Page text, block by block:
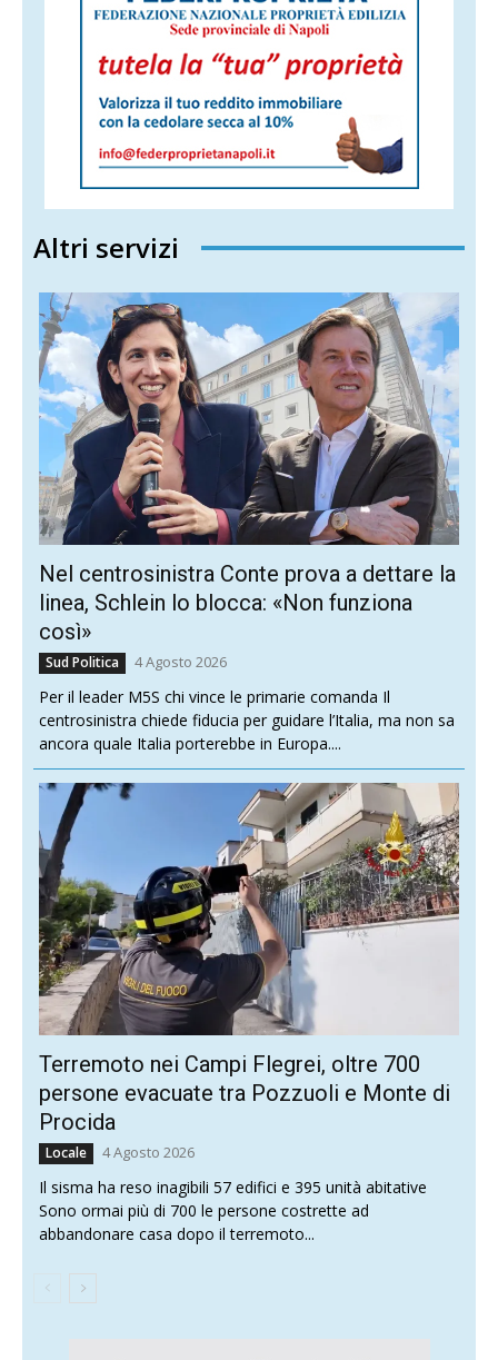
Altri servizi
Nel centrosinistra Conte prova a dettare la
linea, Schlein lo blocca: «Non funziona
così»
Sud Politica 4 Agosto 2026
Per il leader M5S chi vince le primarie comanda Il
centrosinistra chiede fiducia per guidare l’Italia, ma non sa
ancora quale Italia porterebbe in Europa....
Terremoto nei Campi Flegrei, oltre 700
persone evacuate tra Pozzuoli e Monte di
Procida
Locale 4 Agosto 2026
Il sisma ha reso inagibili 57 edifici e 395 unità abitative
Sono ormai più di 700 le persone costrette ad
abbandonare casa dopo il terremoto...